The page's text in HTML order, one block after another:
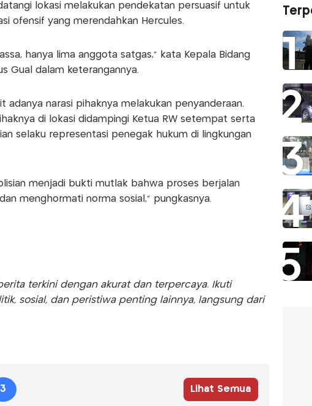
lokasi melakukan pendekatan persuasif untuk
ofensif yang merendahkan Hercules.
hanya lima anggota satgas," kata Kepala Bidang
Gual dalam keterangannya.
adanya narasi pihaknya melakukan penyanderaan.
di lokasi didampingi Ketua RW setempat serta
selaku representasi penegak hukum di lingkungan
menjadi bukti mutlak bahwa proses berjalan
menghormati norma sosial," pungkasnya.
terkini dengan akurat dan terpercaya. Ikuti
sosial, dan peristiwa penting lainnya, langsung dari
3 Lihat Semua